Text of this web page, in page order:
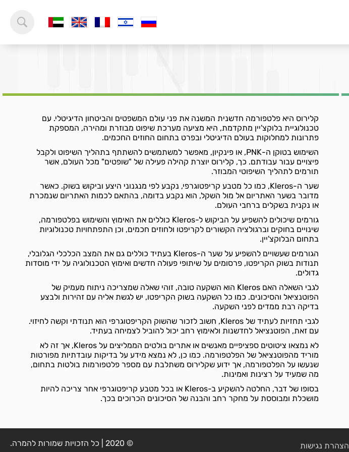
קלירוס היא פלטפורמה חדשנית המשנה את פני עולם המשפטים והביטחון הדיגיטלי. עם
טכנולוגיית בלוקצ'יין מתקדמת, היא מציעה מערכת שיפוט מבוזרת ומהירה, המספקת
פתרונות למחלוקות בעולם הדיגיטלי ובפרט בתחום החוזים החכמים.
השימוש בטוקן ה-PNK, או פינקיון, מאפשר למשתמשים להשתתף בתהליך השיפוט ולקבל
פיצויים עבור עבודתם. כך, קלירוס יוצרת קהילה פעילה של "שופטים" מכל העולם, אשר
תורמים לתהליך השיפוטי המבוזר.
שער ה-Kleros, כמו כל מטבע קריפטוגרפי, נקבע לפי מנגנוני היצע וביקוש בשוק. כאשר
מדובר בשער האתריום אל מול השקל, הוא נקבע בדומה, בהתאם לכמות האתריום שנמכרת
או נקנית בשקלים ברחבי העולם.
גורמים שיכולים להשפיע על הביקוש ל-Kleros כוללים את האימוץ והשימוש בפלטפורמה,
שינויים בחוקים וברגולציה הקשורים לקריפטו ולחוזים חכמים, וכן התפתחויות טכנולוגיות
בתחום הבלוקצ'יין.
הגורמים שעשויים להשפיע על שער ה-Kleros בעתיד כוללים גם את המצב הכלכלי הגלובלי,
תנודות בשוק הקריפטו, פרסומים על שיתופי פעולה חדשים ואימוץ הטכנולוגיה על ידי מוסדות
גדולים.
לגבי השאלה האם Kleros הוא השקעה טובה, זוהי שאלה שמצריכה ניתוח מעמיק של
הפוטנציאל והסיכונים. כמו כל השקעה בשוק הקריפטו, יש לגשת אליה עם זהירות ולבצע
בדיקה רבת ממדים לפני השקעה.
לגבי תחזיות לעתיד של Kleros, חשוב לזכור שהשוק הקריפטוגרפי הוא תנודתי וקשה לחיזוי.
עם זאת, הפוטנציאל לחדשנות ולאימוץ רחב יכול להוביל לצמיחה בעתיד.
לא נמצאו ציטוטים ספציפיים מאנשים או אתרים בולטים הממליצים על Kleros, אך זה לא
מוריד מהפוטנציאל של הפלטפורמה. כמו כן, לא נמצא מידע על בדיקות עובדתיות מפורטות
שנעשו על הפלטפורמה, אך ידוע שקלירוס משתלבת עם מספר פלטפורמות בולטות בתחום,
מה שמעיד על רצינות ואמינות.
בסופו של דבר, החלטה להשקיע ב-Kleros או בכל מטבע קריפטוגרפי אחר צריכה להיות
מושכלת ומבוססת על מחקר רחב והבנה של הסיכונים הכרוכים בכך.
הצהרת נגישות © 2020 | כל הזכויות שמורות להמרה.